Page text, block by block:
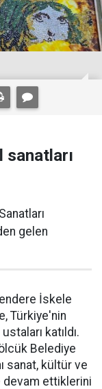
sanatları
gelen
İskele
Türkiye'nin
katıldı.
Belediye
sanat, kültür ve
devam ettiklerini